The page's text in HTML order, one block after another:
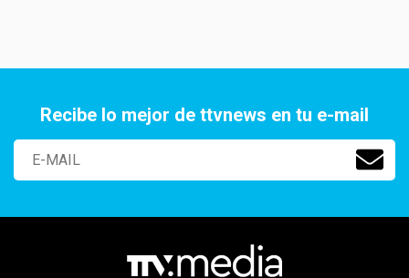
Recibe lo mejor de ttvnews en tu e-mail